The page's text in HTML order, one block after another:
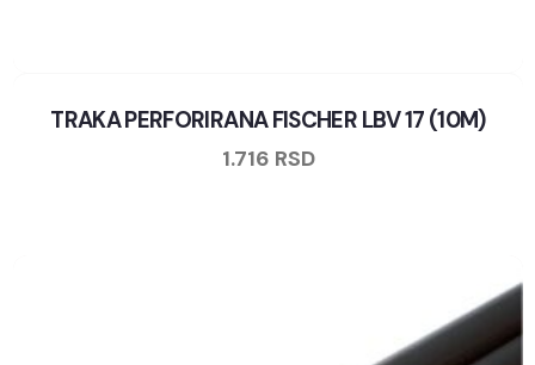
TRAKA PERFORIRANA FISCHER LBV 17 (10M)
1.716 RSD